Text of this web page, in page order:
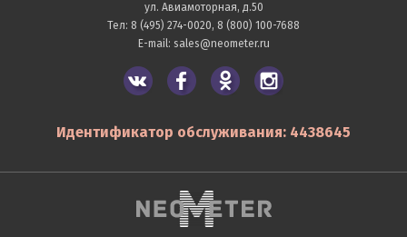
ул. Авиамоторная, д.50
Тел: 8 (495) 274-0020, 8 (800) 100-7688
E-mail: sales@neometer.ru
Идентификатор обслуживания: 4438645